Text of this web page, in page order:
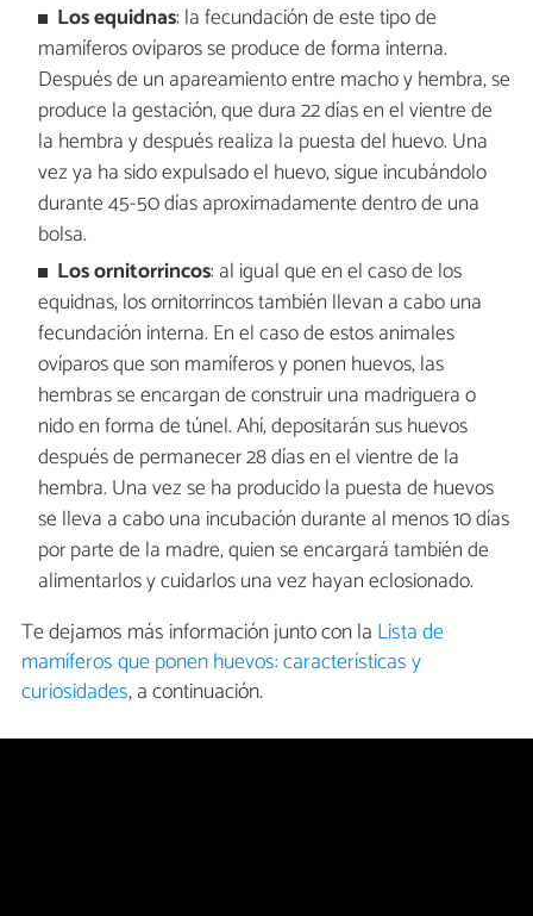
Los equidnas: la fecundación de este tipo de
mamíferos ovíparos se produce de forma interna.
Después de un apareamiento entre macho y hembra, se
produce la gestación, que dura 22 días en el vientre de
la hembra y después realiza la puesta del huevo. Una
vez ya ha sido expulsado el huevo, sigue incubándolo
durante 45-50 días aproximadamente dentro de una
bolsa.
Los ornitorrincos: al igual que en el caso de los
equidnas, los ornitorrincos también llevan a cabo una
fecundación interna. En el caso de estos animales
ovíparos que son mamíferos y ponen huevos, las
hembras se encargan de construir una madriguera o
nido en forma de túnel. Ahí, depositarán sus huevos
después de permanecer 28 días en el vientre de la
hembra. Una vez se ha producido la puesta de huevos
se lleva a cabo una incubación durante al menos 10 días
por parte de la madre, quien se encargará también de
alimentarlos y cuidarlos una vez hayan eclosionado.
Te dejamos más información junto con la Lista de
mamíferos que ponen huevos: características y
curiosidades, a continuación.